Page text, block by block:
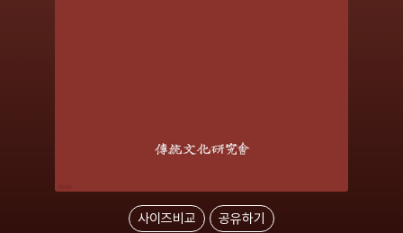
사이즈비교 공유하기